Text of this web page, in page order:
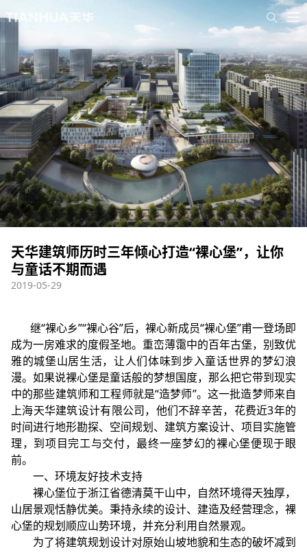
天华建筑师历时三年倾心打造“裸心堡”，让你
与童话不期而遇
2019-05-29
继“裸心乡”“裸心谷”后，裸心新成员“裸心堡”甫一登场即
成为一房难求的度假圣地。重峦薄霭中的百年古堡，别致优
雅的城堡山居生活，让人们体味到步入童话世界的梦幻浪
漫。如果说裸心堡是童话般的梦想国度，那么把它带到现实
中的那些建筑师和工程师就是“造梦师”。这一批造梦师来自
上海天华建筑设计有限公司，他们不辞辛苦，花费近3年的
时间进行地形勘探、空间规划、建筑方案设计、项目实施管
理，到项目完工与交付，最终一座梦幻的裸心堡便现于眼
前。
一、环境友好技术支持
裸心堡位于浙江省德清莫干山中，自然环境得天独厚，
山居景观恬静优美。秉持永续的设计、建造及经营理念，裸
心堡的规划顺应山势环境，并充分利用自然景观。
为了将建筑规划设计对原始山坡地貌和生态的破坏减到